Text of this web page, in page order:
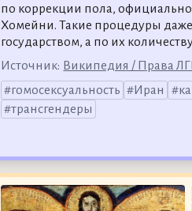
по коррекции пола,
Хомейни. Такие процедуры
государством, а по их
Источник: Википедия / Права
гомосексуальность
Иран
трансгендеры